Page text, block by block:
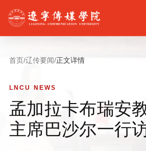
首页/辽传要闻/正文详情
LNCU NEWS
孟加拉卡布瑞安
主席巴沙尔一行